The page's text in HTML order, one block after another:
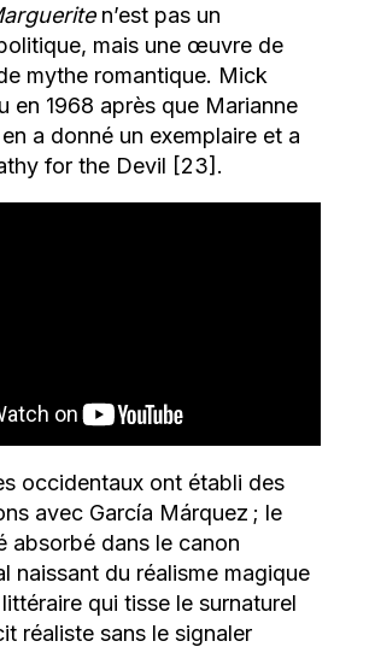
n’est pas un
mais une œuvre de
mythe romantique. Mick
en 1968 après que Marianne
a donné un exemplaire et a
for the Devil [23].
occidentaux ont établi des
avec García Márquez ; le
absorbé dans le canon
naissant du réalisme magique
qui tisse le surnaturel
réaliste sans le signaler